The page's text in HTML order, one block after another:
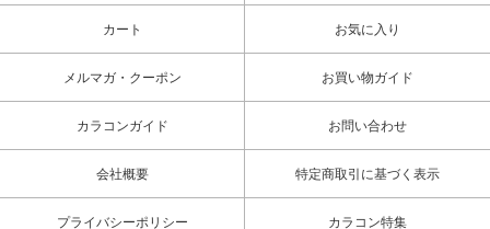
カート お気に入り
メルマガ・クーポン お買い物ガイド
カラコンガイド お問い合わせ
会社概要 特定商取引に基づく表示
プライバシーポリシー カラコン特集